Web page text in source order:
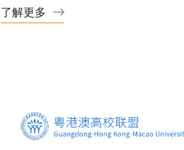
了解更多